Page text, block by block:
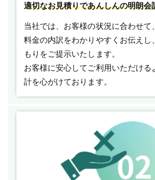
適切なお見積りであんしんの明朗会
当社では、お客様の状況に合わせて
料金の内訳をわかりやすくお伝えし
もりをご提示いたします。
お客様に安心してご利用いただける
計を心がけております。